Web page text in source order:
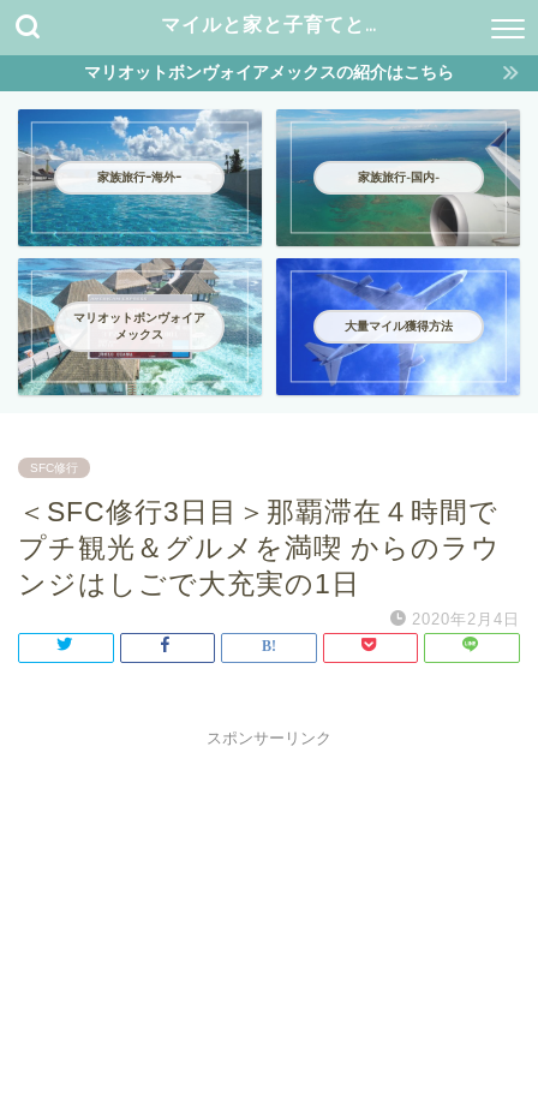
マイルと家と子育てと…
マリオットボンヴォイアメックスの紹介はこちら
家族旅行ｰ海外ｰ 家族旅行-国内-
マリオットボンヴォイア
メックス
大量マイル獲得方法
SFC修行
＜SFC修行3日目＞那覇滞在４時間で
プチ観光＆グルメを満喫 からのラウ
ンジはしごで大充実の1日
2020年2月4日
スポンサーリンク